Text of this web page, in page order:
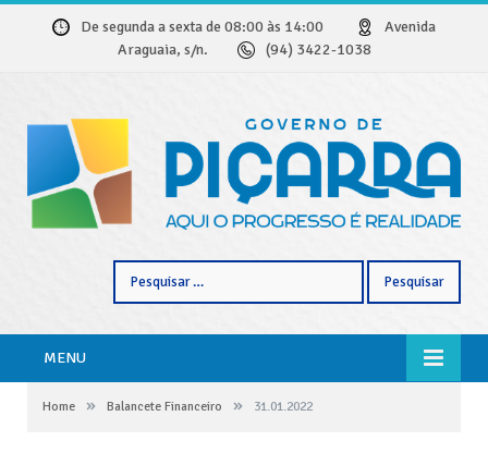
De segunda a sexta de 08:00 às 14:00
Avenida
Araguaia, s/n.
(94) 3422-1038
MENU
Home » Balancete Financeiro » 31.01.2022